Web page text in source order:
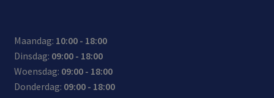
Maandag: 10:00 - 18:00
Dinsdag: 09:00 - 18:00
Woensdag: 09:00 - 18:00
Donderdag: 09:00 - 18:00